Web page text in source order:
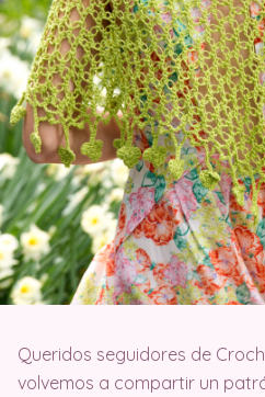
Queridos seguidores de
volvemos a compartir un